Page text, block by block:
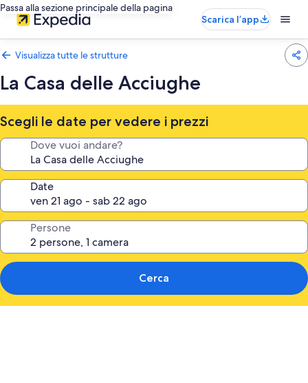
Passa alla sezione principale della pagina
Scarica l’app
Visualizza tutte le strutture
La Casa delle Acciughe
Scegli le date per vedere i prezzi
Dove vuoi andare?
Date
Persone
Cerca